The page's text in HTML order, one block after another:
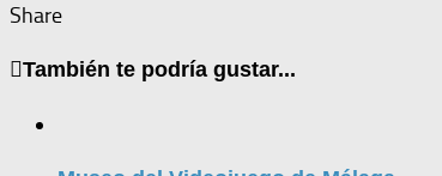
Share
También te podría gustar...